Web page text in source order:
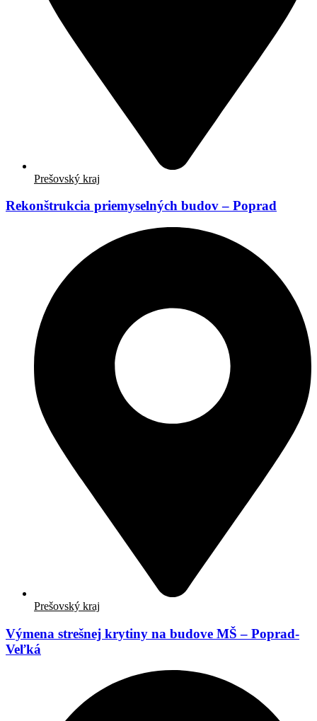
Prešovský kraj
Rekonštrukcia priemyselných budov – Poprad
Prešovský kraj
Výmena strešnej krytiny na budove MŠ – Poprad-
Veľká